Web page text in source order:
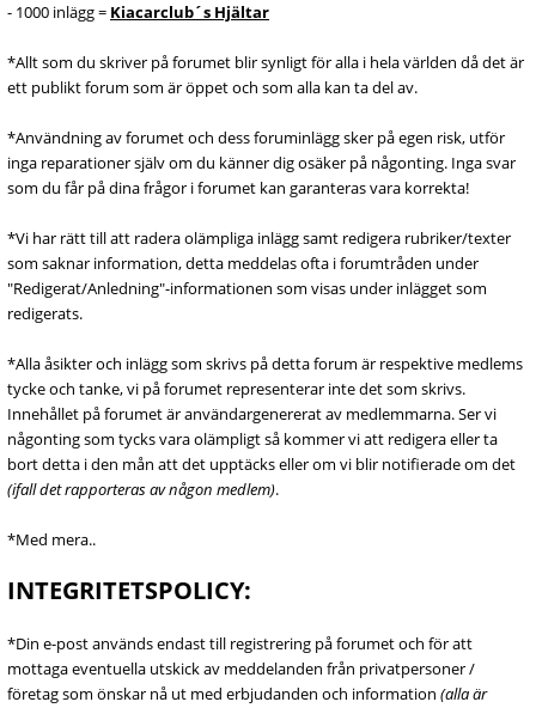
- 1000 inlägg = Kiacarclub´s Hjältar
*Allt som du skriver på forumet blir synligt för alla i hela världen då det är
ett publikt forum som är öppet och som alla kan ta del av.
*Användning av forumet och dess foruminlägg sker på egen risk, utför
inga reparationer själv om du känner dig osäker på någonting. Inga svar
som du får på dina frågor i forumet kan garanteras vara korrekta!
*Vi har rätt till att radera olämpliga inlägg samt redigera rubriker/texter
som saknar information, detta meddelas ofta i forumtråden under
"Redigerat/Anledning"-informationen som visas under inlägget som
redigerats.
*Alla åsikter och inlägg som skrivs på detta forum är respektive medlems
tycke och tanke, vi på forumet representerar inte det som skrivs.
Innehållet på forumet är användargenererat av medlemmarna. Ser vi
någonting som tycks vara olämpligt så kommer vi att redigera eller ta
bort detta i den mån att det upptäcks eller om vi blir notifierade om det
(ifall det rapporteras av någon medlem).
*Med mera..
INTEGRITETSPOLICY:
*Din e-post används endast till registrering på forumet och för att
mottaga eventuella utskick av meddelanden från privatpersoner /
företag som önskar nå ut med erbjudanden och information (alla är